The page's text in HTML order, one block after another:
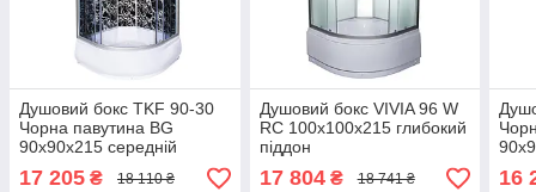
Душовий бокс TKF 90-30
Чорна павутина BG
90x90x215 середній
піддон
17 205 ₴ 18 110 ₴
Душовий бокс VIVIA 96 W
RC 100x100x215 глибокий
піддон
17 804₴ 18 741 ₴ 16